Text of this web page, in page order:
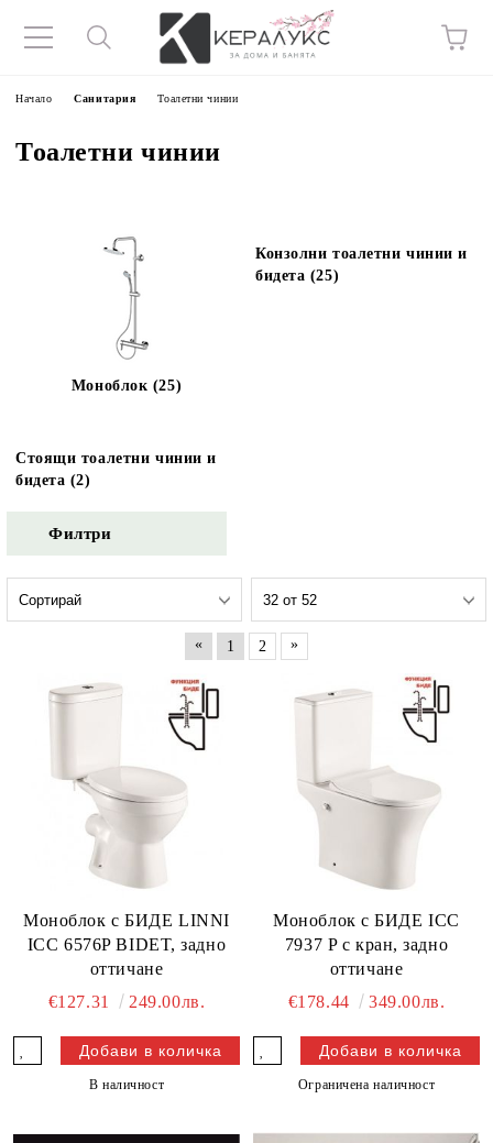
Начало Санитария Тоалетни чинии
Тоалетни чинии
Моноблок (25)
Конзолни тоалетни чинии и
бидета (25)
Стоящи тоалетни чинии и
бидета (2)
Филтри
« 1 2 »
Моноблок с БИДЕ LINNI
ICC 6576P BIDET, задно
оттичане
€127.31
249.00лв.
В наличност
Моноблок с БИДЕ ICC
7937 P с кран, задно
оттичане
€178.44
349.00лв.
Ограничена наличност